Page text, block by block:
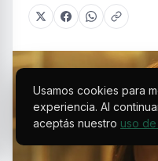
Usamos cookies para
experiencia. Al
aceptás nuestro uso